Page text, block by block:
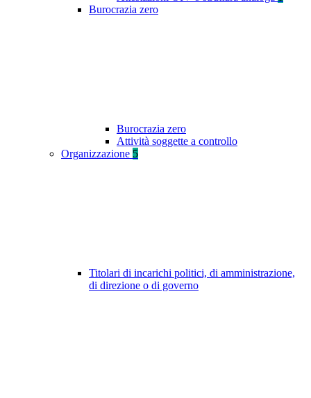
Burocrazia zero
Burocrazia zero
Attività soggette a controllo
Organizzazione 5
Titolari di incarichi politici, di amministrazione,
di direzione o di governo